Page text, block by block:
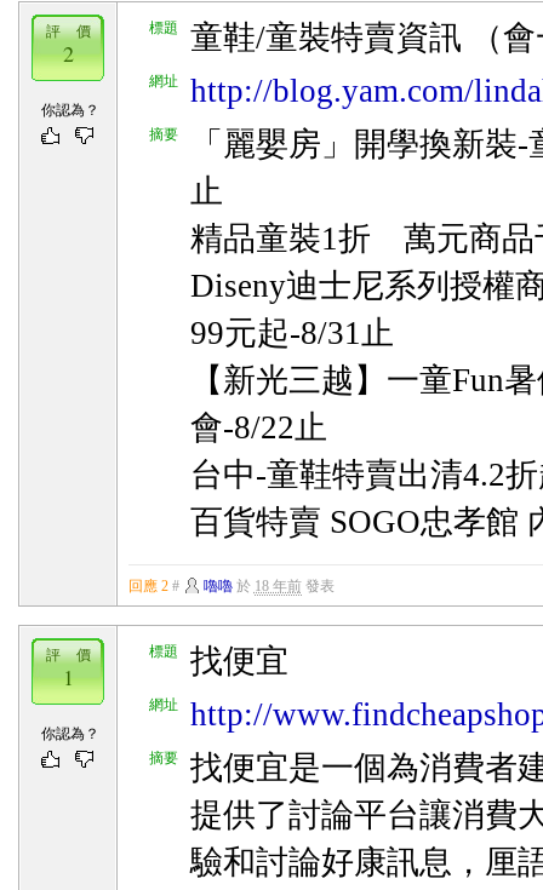
標題 童鞋/童裝特賣資訊 （
網址 http://blog.yam.com/
摘要
「麗嬰房」開學換新裝
止
精品童裝1折 萬元商品
Diseny迪士尼系列授權
99元起-8/31止
【新光三越】一童Fun
會-8/22止
台中-童鞋特賣出清4.2
百貨特賣 SOGO忠孝館
評 價
2
你認為？
回應 2 # 嚕嚕於 18 年前發表
標題 找便宜
網址 http://
摘要
找便宜是一個為消費者
提供了討論平台讓消費
驗和討論好康訊息，厘
評 價
1
你認為？